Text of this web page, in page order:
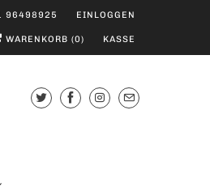
96498925 EINLOGGEN
WARENKORB (0) KASSE